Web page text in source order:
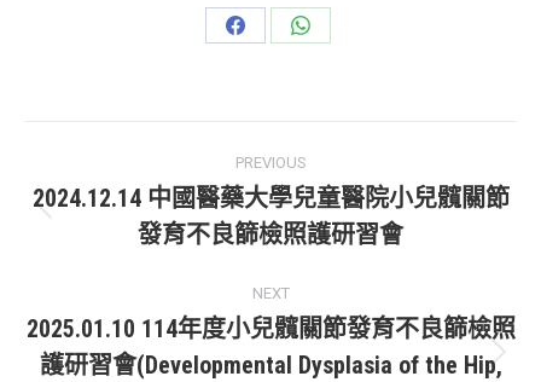
Share
Share
navigation
PREVIOUS
Previous
2024.12.14 中國醫藥大學兒童醫院小兒髖關節
發育不良篩檢照護研習會
NEXT
Next
2025.01.10 114年度小兒髖關節發育不良篩檢照
護研習會(Developmental Dysplasia of the Hip,